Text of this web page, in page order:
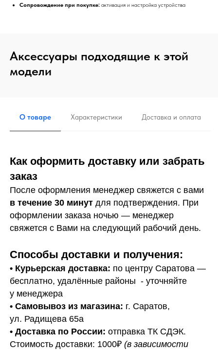
Сопровождение при покупке: активация и настройка устройства
Аксессуары подходящие к этой
модели
О товаре Характеристики Доставка и оплата
Как оформить доставку или забрать
заказ
После оформления менеджер свяжется с вами
в течение 30 минут для подтверждения. При
оформлении заказа ночью — менеджер
свяжется с Вами на следующий рабочий день.
Способы доставки и получения:
• Курьерская доставка: по центру Саратова —
бесплатно, удалённые районы - уточняйте
у менеджера
• Самовывоз из магазина: г. Саратов,
ул. Радищева 65а
• Доставка по России: отправка ТК СДЭК.
Стоимость доставки: 1000₽ (в зависимости